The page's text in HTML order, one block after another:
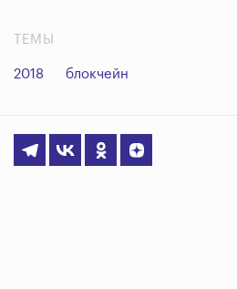
ТЕМЫ
2018 блокчейн